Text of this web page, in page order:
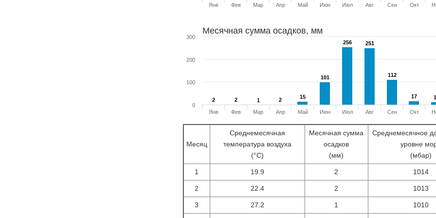
Янв Фев Мар Апр Май Июн Июл Авг Сен Окт
Месячная сумма осадков, мм
2
2 2
2 1
1 2
2 15
15
101
101
256
256 251
251
112
112
17
17
Янв Фев Мар Апр Май Июн Июл Авг Сен Окт
0
100
200
300
Месяц
Среднемесячная
температура воздуха
(°С)
Месячная сумма
осадков
(мм)
Среднемесячное
уровне
(мбар)
1 19.9 2 1014
2 22.4 2 1013
3 27.2 1 1010